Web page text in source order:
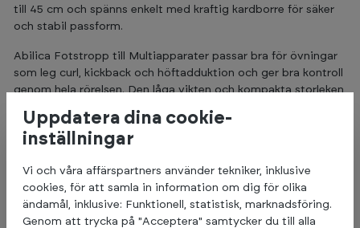
till 45 cm och spänns enkelt med kraftig kardborre för säker
och stabil passform.
Abilica Fotstropp till Multiapparater passar bra för övningar
som leg curl, kickback och höftadduktion och ger bra kontroll
genom hela rörelsen. Den låga vikten och kompakta storleken
olika kabelmaskiner.
Bekväm passform:PU-vaddering ger behagligt stöd runt
ankeln
Justerbar storlek:passar ankelomkrets från 20–45 cm
Uppdatera dina cookie-
inställningar
Vi och våra affärspartners använder tekniker, inklusive
cookies, för att samla in information om dig för olika
ändamål, inklusive: Funktionell, statistisk, marknadsföring.
Genom att trycka på "Acceptera" samtycker du till alla